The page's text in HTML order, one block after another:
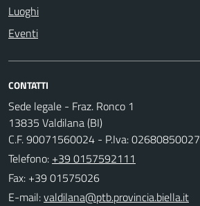
Luoghi
Eventi
CONTATTI
Sede legale - Fraz. Ronco 1
13835 Valdilana (BI)
C.F. 90071560024 - P.Iva: 02680850027
Telefono: +39 0157592111
Fax: +39 01575026
E-mail: